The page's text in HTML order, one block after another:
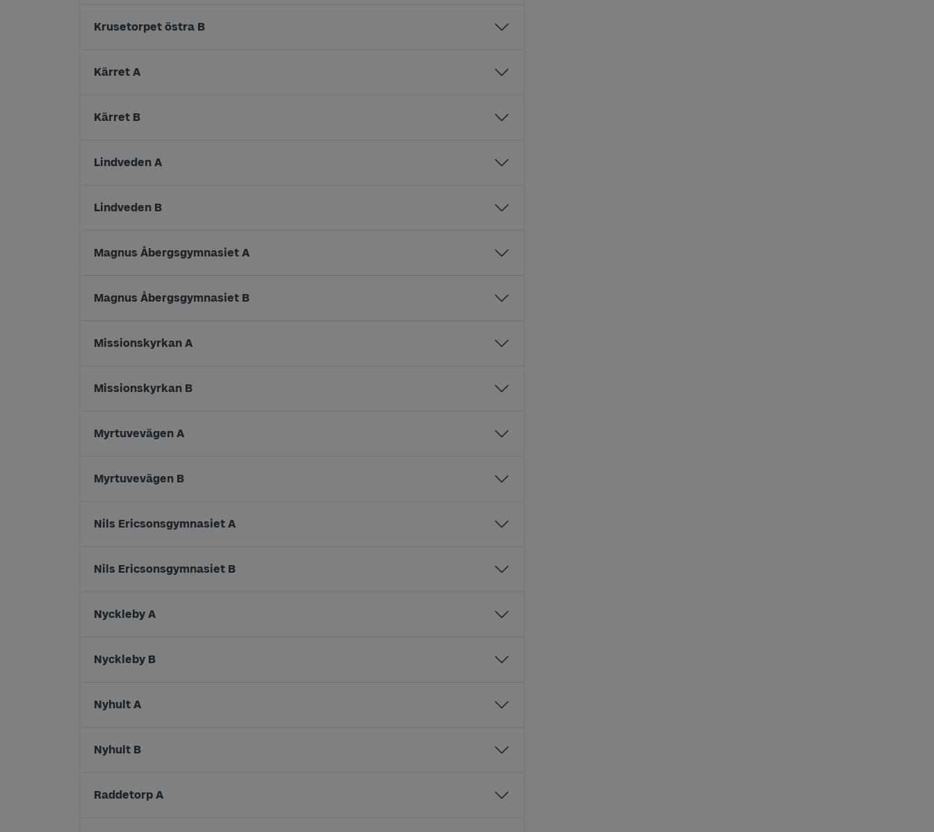
Krusetorpet östra B
Kärret A
Kärret B
Lindveden A
Lindveden B
Magnus Åbergsgymnasiet A
Magnus Åbergsgymnasiet B
Missionskyrkan A
Missionskyrkan B
Myrtuvevägen A
Myrtuvevägen B
Nils Ericsonsgymnasiet A
Nils Ericsonsgymnasiet B
Nyckleby A
Nyckleby B
Nyhult A
Nyhult B
Raddetorp A